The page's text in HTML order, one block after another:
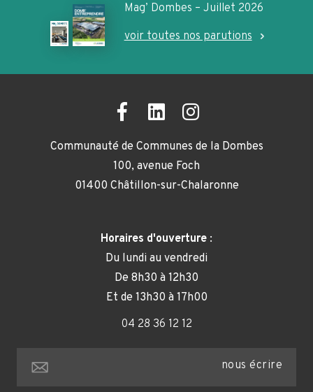
Mag’ Dombes – Juillet 2026
voir toutes nos parutions
Communauté de Communes de la Dombes
100, avenue Foch
01400 Châtillon-sur-Chalaronne
Horaires d'ouverture :
Du lundi au vendredi
De 8h30 à 12h30
Et de 13h30 à 17h00
04 28 36 12 12
nous écrire